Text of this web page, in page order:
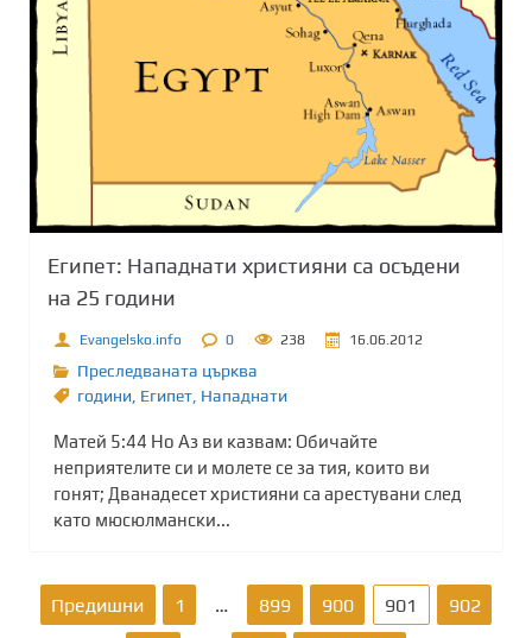
Египет: Нападнати християни са осъдени
на 25 години
Evangelsko.info 0 238 16.06.2012
Преследваната църква
години Египет Нападнати
Матей 5:44 Но Аз ви казвам: Обичайте
неприятелите си и молете се за тия, които ви
гонят; Дванадесет християни са арестувани след
като мюсюлмански...
Предишни 1 … 899 900 901 902